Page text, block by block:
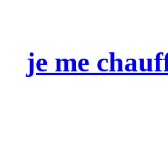
des
je me